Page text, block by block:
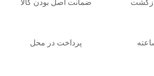
ضمانت اصل بودن کالا
پرداخت در محل